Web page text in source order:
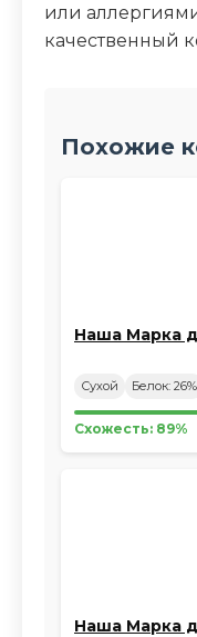
или
качественный
Похожие
Наша Марка
Сухой Белок: 26%
Схожесть: 89%
Наша Марка